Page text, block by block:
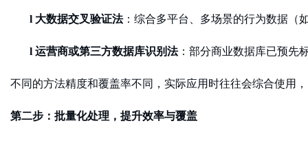
l 大数据交叉验证法：综合多平台、多场景的行为数据（
l 运营商或第三方数据库识别法：部分商业数据库已预先
不同的方法精度和覆盖率不同，实际应用时往往会综合使用
第二步：批量化处理，提升效率与覆盖